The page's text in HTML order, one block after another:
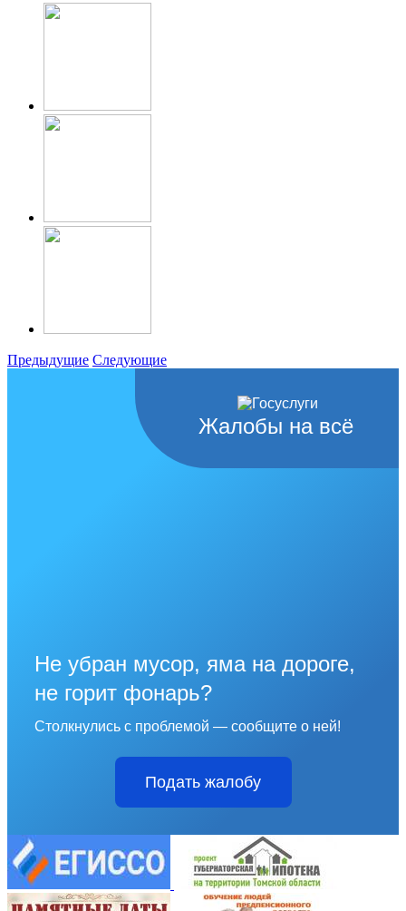
Предыдущие Следующие
Жалобы на всё
Не убран мусор, яма на дороге,
не горит фонарь?
Столкнулись с проблемой — сообщите о ней!
Подать жалобу